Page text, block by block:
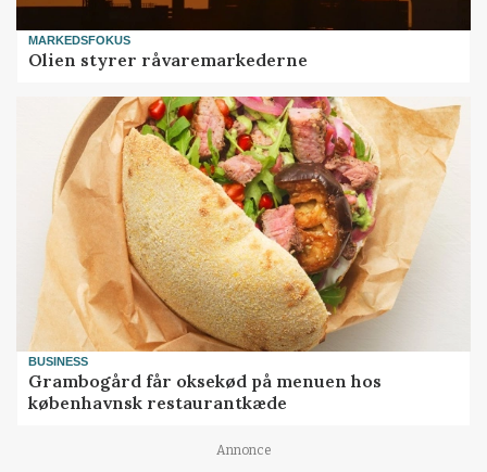
MARKEDSFOKUS
Olien styrer råvaremarkederne
BUSINESS
Grambogård får oksekød på menuen hos
københavnsk restaurantkæde
Annonce